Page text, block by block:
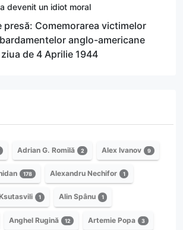
devenit un idiot moral
presă: Comemorarea victimelor
anglo-americane
de 4 Aprilie 1944
Adrian G. Romilă 2 Alex Ivanov 9
178 Alexandru Nechifor 1
1 Alin Spânu 1
Anghel Rugină 12 Artemie Popa 3